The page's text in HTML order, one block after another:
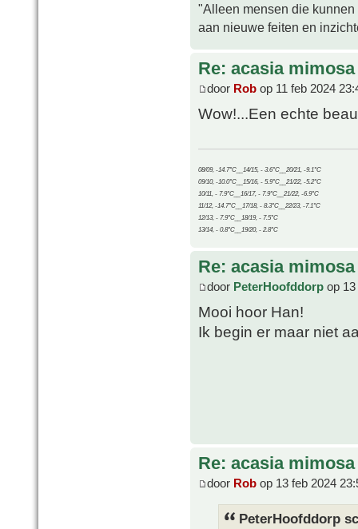
"Alleen mensen die
aan nieuwe feiten en
Re: acasia mimosa
door Rob op 11 feb 2024
Wow!...Een echte
08/09, -14.7°C__14/15, - 3.6°C__20/21, -9.1°C
09/10, -10.0°C__15/16, - 5.9°C__21/22, -5.2°C
10/11, - 7.9°C__16/17, - 7.9°C__21/22, -6.9°C
11/12, -14.7°C__17/18, - 8.3°C__22/23, -7.1°C
12/13, - 7.9°C__18/19, - 7.5°C
13/14, - 0.8°C__19/20, - 2.8°C
Re: acasia mimosa
door PeterHoofddorp op
Mooi hoor Han!
Ik begin er maar niet
Re: acasia mimosa
door Rob op 13 feb 2024
PeterHoofddorp